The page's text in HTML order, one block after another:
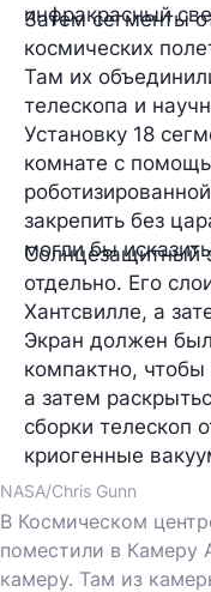
инфракрасный
Затем сегменты
космических
Там их
телескопа и
Установку 18
комнате с
закрепить без
могли бы
Солнцезащитный
отдельно. Его
Хантсвилле, а
Экран должен
компактно, чтобы
а затем
сборки телескоп
криогенные
NASA/Chris Gunn
В Космическом
поместили в
камеру. Там из